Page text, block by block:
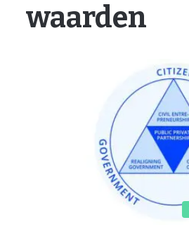
waarden